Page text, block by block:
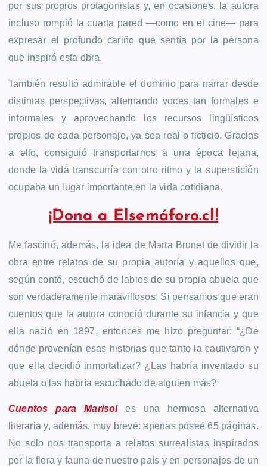
por sus propios protagonistas y, en ocasiones, la autora
incluso rompió la cuarta pared —como en el cine— para
expresar el profundo cariño que sentía por la persona
que inspiró esta obra.
También resultó admirable el dominio para narrar desde
distintas perspectivas, alternando voces tan formales e
informales y aprovechando los recursos lingüísticos
propios de cada personaje, ya sea real o ficticio. Gracias
a ello, consiguió transportarnos a una época lejana,
donde la vida transcurría con otro ritmo y la superstición
ocupaba un lugar importante en la vida cotidiana.
¡Dona a Elsemáforo.cl!
Me fascinó, además, la idea de Marta Brunet de dividir la
obra entre relatos de su propia autoría y aquellos que,
según contó, escuchó de labios de su propia abuela que
son verdaderamente maravillosos. Si pensamos que eran
cuentos que la autora conoció durante su infancia y que
ella nació en 1897, entonces me hizo preguntar: “¿De
dónde provenían esas historias que tanto la cautivaron y
que ella decidió inmortalizar? ¿Las habría inventado su
abuela o las habría escuchado de alguien más?
Cuentos para Marisoles una hermosa alternativa
literaria y, además, muy breve: apenas posee 65 páginas.
No solo nos transporta a relatos surrealistas inspirados
por la flora y fauna de nuestro país y en personajes de un